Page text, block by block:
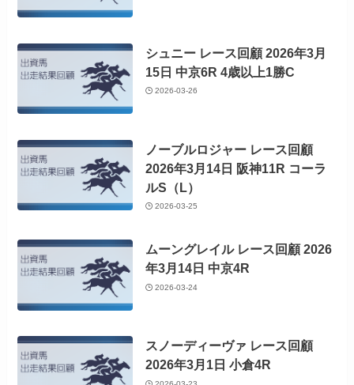
シュニー レース回顧 2026年3月
15日 中京6R 4歳以上1勝C
2026-03-26
ノーブルロジャー レース回顧
2026年3月14日 阪神11R コーラ
ルS（L）
2026-03-25
ムーングレイル レース回顧 2026
年3月14日 中京4R
2026-03-24
スノーディーヴァ レース回顧
2026年3月1日 小倉4R